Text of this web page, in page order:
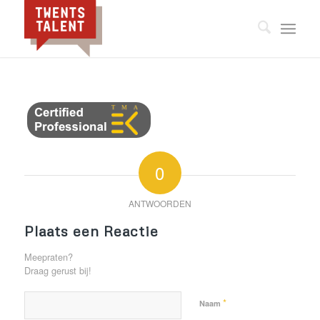
0
ANTWOORDEN
Plaats een Reactie
Meepraten?
Draag gerust bij!
Naam *